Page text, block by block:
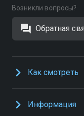
Возникли вопросы?
Обратная
Как смотреть
Информация